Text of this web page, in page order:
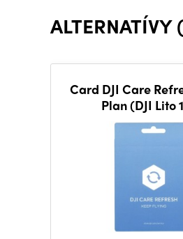
ALTERNATÍVY
Card DJI Care
Plan (DJI Lito